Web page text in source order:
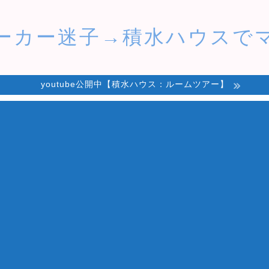
カー迷子→積水ハウスで
youtube公開中【積水ハウス：ルームツアー】